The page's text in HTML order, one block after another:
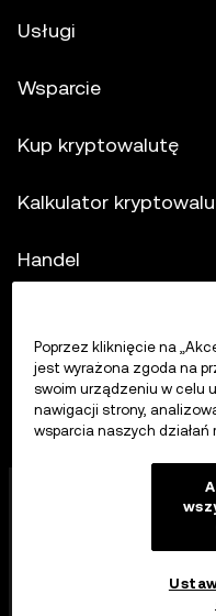
Usługi
Wsparcie
Kup kryptowalutę
Kalkulator
Handel
Firma OKX Europe
handlową OKX jest
kryptowalutami
kryptowalutowych
ustawy o rynkach
Poprzez kliknięcie na
jest wyrażona zgoda na
swoim urządzeniu w celu
nawigacji strony,
wsparcia naszych działań